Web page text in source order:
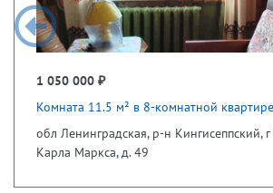
1 050 000 ₽
Комната 11.5 м² в 8-комнатной
обл Ленинградская, р-н Кингисеппский,
Карла Маркса, д. 49